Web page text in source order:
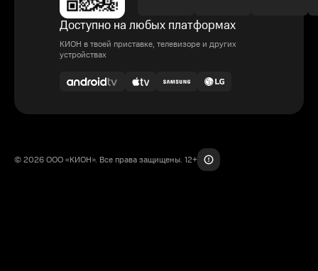
Доступно на любых платформах
КИОН в твоей приставке, телевизоре и других
устройствах
© 2026 ООО «КИОН». Все права защищены. 12+